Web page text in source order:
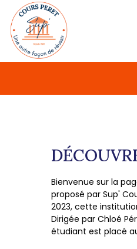
Bienvenue sur la
proposé par Sup'
2023, cette
Dirigée par Chloé
étudiant est placé